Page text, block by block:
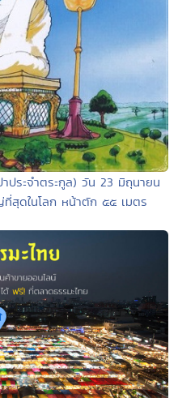
ประจำตระกูล) วัน 23 มิถุนายน
ที่สุดในโลก หน้าตัก ๕๕ เมตร